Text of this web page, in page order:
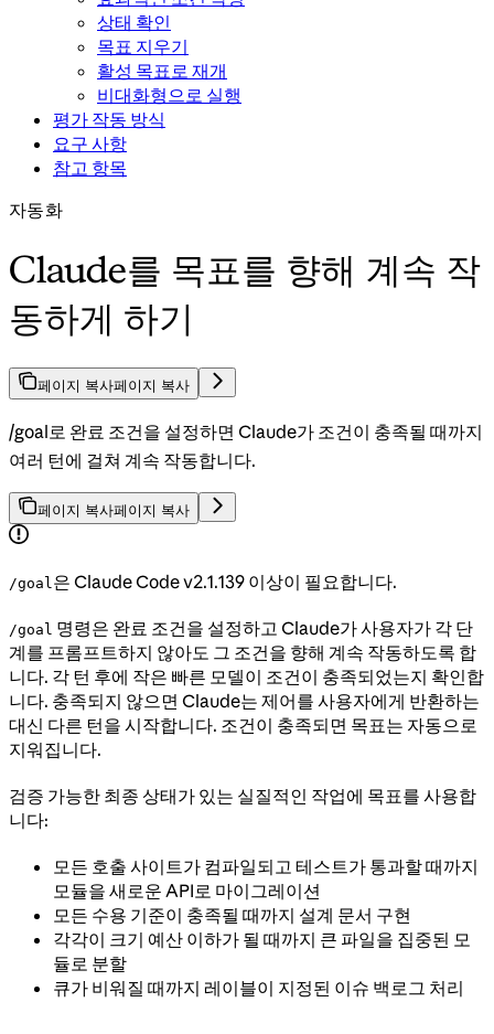
상태 확인
목표 지우기
활성 목표로 재개
비대화형으로 실행
평가 작동 방식
요구 사항
참고 항목
자동화
Claude를 목표를 향해 계속 작
동하게 하기
페이지 복사페이지 복사
/goal로 완료 조건을 설정하면 Claude가 조건이 충족될 때까지
여러 턴에 걸쳐 계속 작동합니다.
페이지 복사페이지 복사
/goal은 Claude Code v2.1.139 이상이 필요합니다.
/goal 명령은 완료 조건을 설정하고 Claude가 사용자가 각 단
계를 프롬프트하지 않아도 그 조건을 향해 계속 작동하도록 합
니다. 각 턴 후에 작은 빠른 모델이 조건이 충족되었는지 확인합
니다. 충족되지 않으면 Claude는 제어를 사용자에게 반환하는
대신 다른 턴을 시작합니다. 조건이 충족되면 목표는 자동으로
지워집니다.
검증 가능한 최종 상태가 있는 실질적인 작업에 목표를 사용합
니다:
모든 호출 사이트가 컴파일되고 테스트가 통과할 때까지
모듈을 새로운 API로 마이그레이션
모든 수용 기준이 충족될 때까지 설계 문서 구현
각각이 크기 예산 이하가 될 때까지 큰 파일을 집중된 모
듈로 분할
큐가 비워질 때까지 레이블이 지정된 이슈 백로그 처리